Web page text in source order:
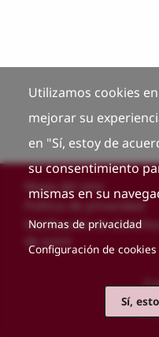
Mapa del sitio
Política de privacidad
Notificación de derechos
de autor
Utilizamos cookies
mejorar su
en "Sí, estoy de
su consentimiento
mismas en su
Normas de privacidad
Configuración de cookies
Sí,